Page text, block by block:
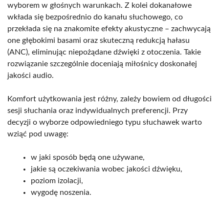
wyborem w głośnych warunkach. Z kolei dokanałowe
wkłada się bezpośrednio do kanału słuchowego, co
przekłada się na znakomite efekty akustyczne – zachwycają
one głębokimi basami oraz skuteczną redukcją hałasu
(ANC), eliminując niepożądane dźwięki z otoczenia. Takie
rozwiązanie szczególnie doceniają miłośnicy doskonałej
jakości audio.
Komfort użytkowania jest różny, zależy bowiem od długości
sesji słuchania oraz indywidualnych preferencji. Przy
decyzji o wyborze odpowiedniego typu słuchawek warto
wziąć pod uwagę:
w jaki sposób będą one używane,
jakie są oczekiwania wobec jakości dźwięku,
poziom izolacji,
wygodę noszenia.